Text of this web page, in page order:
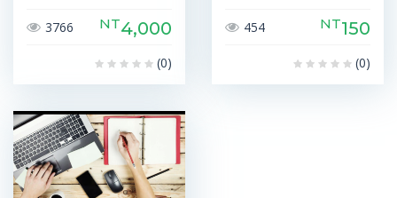
3766 NT4,000
(0)
454 NT150
(0)